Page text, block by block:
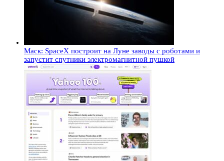
Маск: SpaceX построит на Луне заводы с роботами и
запустит спутники электромагнитной пушкой